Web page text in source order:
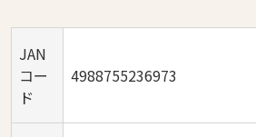
JAN
コー
ド
4988755236973